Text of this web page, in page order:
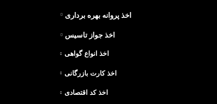
اخذ پروانه بهره برداری
اخذ جواز تاسیس
اخذ انواع گواهی
اخذ کارت بازرگانی
اخذ کد اقتصادی